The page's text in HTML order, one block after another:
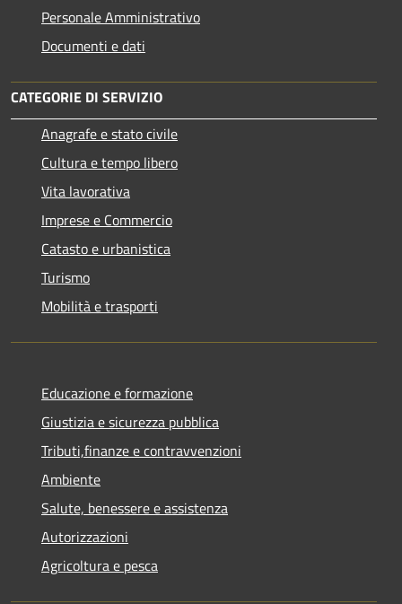
Personale Amministrativo
Documenti e dati
CATEGORIE DI SERVIZIO
Anagrafe e stato civile
Cultura e tempo libero
Vita lavorativa
Imprese e Commercio
Catasto e urbanistica
Turismo
Mobilità e trasporti
Educazione e formazione
Giustizia e sicurezza pubblica
Tributi,finanze e contravvenzioni
Ambiente
Salute, benessere e assistenza
Autorizzazioni
Agricoltura e pesca